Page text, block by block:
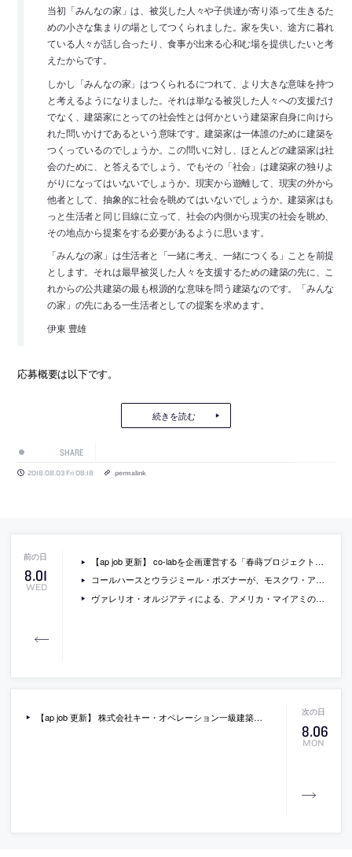
当初「みんなの家」は、被災した人々や子供達が寄り添って生きるた
めの小さな集まりの場としてつくられました。家を失い、途方に暮れ
ている人々が話し合ったり、食事が出来る心和む場を提供したいと考
えたからです。
しかし「みんなの家」はつくられるにつれて、より大きな意味を持つ
と考えるようになりました。それは単なる被災した人々への支援だけ
でなく、建築家にとっての社会性とは何かという建築家自身に向けら
れた問いかけであるという意味です。建築家は一体誰のために建築を
つくっているのでしょうか。この問いに対し、ほとんどの建築家は社
会のために、と答えるでしょう。でもその「社会」は建築家の独りよ
がりになってはいないでしょうか。現実から遊離して、現実の外から
他者として、抽象的に社会を眺めてはいないでしょうか。建築家はも
っと生活者と同じ目線に立って、社会の内側から現実の社会を眺め、
その地点から提案をする必要があるように思います。
「みんなの家」は生活者と「一緒に考え、一緒につくる」ことを前提
とします。それは最早被災した人々を支援するための建築の先に、こ
れからの公共建築の最も根源的な意味を問う建築なのです。「みんな
の家」の先にある一生活者としての提案を求めます。
伊東 豊雄
応募概要は以下です。
続きを読む
SHARE
2018.08.03 Fri 08:18 permalink
8.01
WED
【ap job 更新】 co-labを企画運営する「春蒔プロジェクト株式会社」が、「アシスタント・ディレクター/プロジェクト・マネージャー」「コミュニティ・ファシリテーター/拠点責任者」を募集中
コールハースとウラジミール・ポズナーが、モスクワ・アーバン・フォーラムで行ったトークセッションの動画
ヴァレリオ・オルジアティによる、アメリカ・マイアミの、セリーヌの旗艦店の新しい写真
8.06
MON
【ap job 更新】 株式会社キー・オペレーション一級建築士事務所が、設計スタッフ・設計アシスタント・オープンデスクを募集中